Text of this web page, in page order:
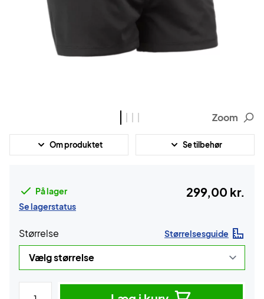
Zoom
Om produktet Se tilbehør
På lager
Se lagerstatus
299,00 kr.
Størrelse Størrelsesguide